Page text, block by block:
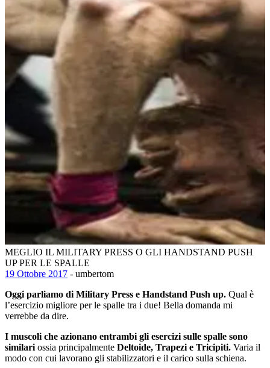
MEGLIO IL MILITARY PRESS O GLI HANDSTAND PUSH
UP PER LE SPALLE
19 Ottobre 2017 - umbertom
Oggi parliamo di Military Press e Handstand Push up. Qual è
l’esercizio migliore per le spalle tra i due! Bella domanda mi
verrebbe da dire.
I muscoli che azionano entrambi gli esercizi sulle spalle sono
similari ossia principalmente Deltoide, Trapezi e Tricipiti. Varia il
modo con cui lavorano gli stabilizzatori e il carico sulla schiena.